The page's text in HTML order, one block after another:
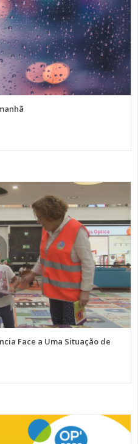
Face a Uma Situação de